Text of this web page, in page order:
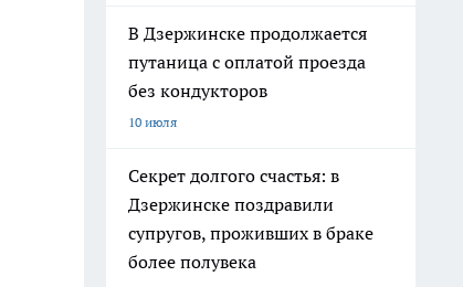
В Дзержинске продолжается
путаница с оплатой проезда
без кондукторов
10 июля
Секрет долгого счастья: в
Дзержинске поздравили
супругов, проживших в браке
более полувека